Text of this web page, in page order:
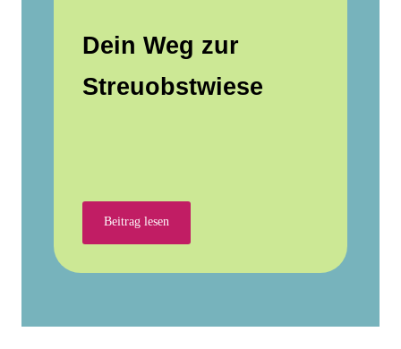
Dein Weg zur
Streuobstwiese
Beitrag lesen